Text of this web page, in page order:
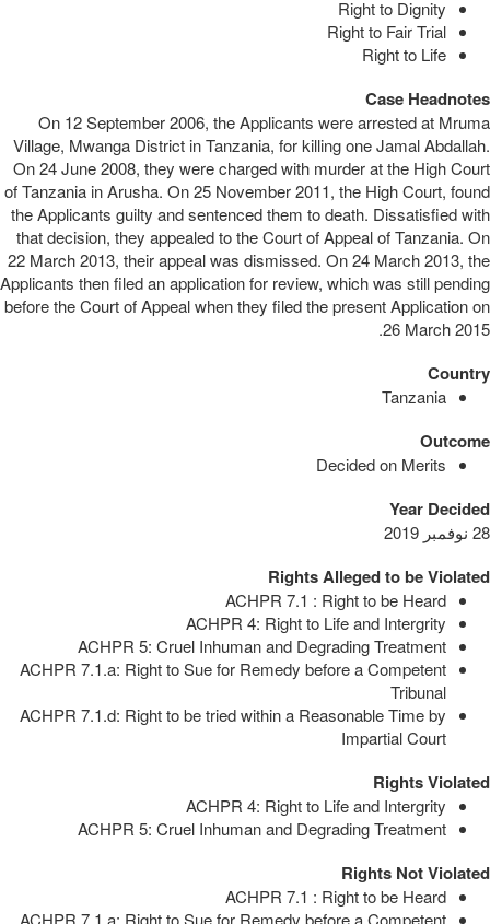
Right to Dignity
Right to Fair Trial
Right to Life
Case Headnotes
On 12 September 2006, the Applicants were arrested at Mruma
Village, Mwanga District in Tanzania, for killing one Jamal Abdallah.
On 24 June 2008, they were charged with murder at the High Court
of Tanzania in Arusha. On 25 November 2011, the High Court, found
the Applicants guilty and sentenced them to death. Dissatisfied with
that decision, they appealed to the Court of Appeal of Tanzania. On
22 March 2013, their appeal was dismissed. On 24 March 2013, the
Applicants then filed an application for review, which was still pending
before the Court of Appeal when they filed the present Application on
26 March 2015.
Country
Tanzania
Outcome
Decided on Merits
Year Decided
28 نوفمبر 2019
Rights Alleged to be Violated
ACHPR 7.1 : Right to be Heard
ACHPR 4: Right to Life and Intergrity
ACHPR 5: Cruel Inhuman and Degrading Treatment
ACHPR 7.1.a: Right to Sue for Remedy before a Competent
Tribunal
ACHPR 7.1.d: Right to be tried within a Reasonable Time by
Impartial Court
Rights Violated
ACHPR 4: Right to Life and Intergrity
ACHPR 5: Cruel Inhuman and Degrading Treatment
Rights Not Violated
ACHPR 7.1 : Right to be Heard
ACHPR 7.1.a: Right to Sue for Remedy before a Competent